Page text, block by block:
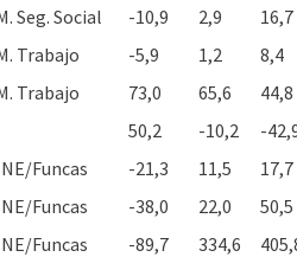
Seg. Social -10,9 2,9 16,7
Trabajo -5,9 1,2 8,4
Trabajo 73,0 65,6 44,8
50,2 -10,2 -
Funcas -21,3 11,5 17,7
Funcas -38,0 22,0 50,5
Funcas -89,7 334,6